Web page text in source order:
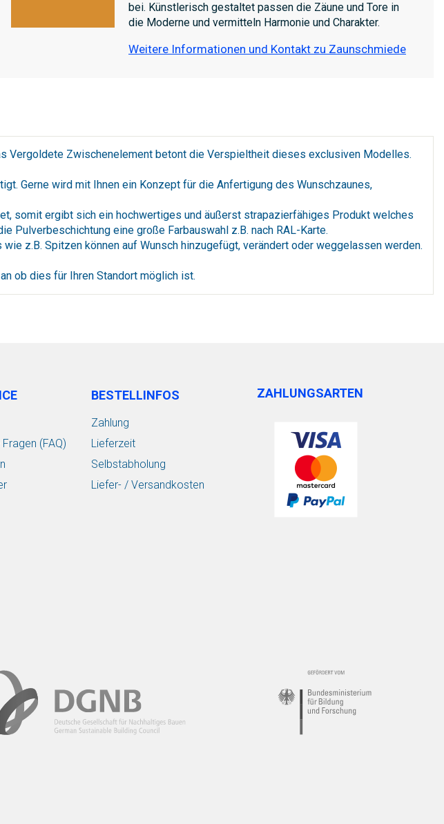
bei. Künstlerisch gestaltet passen die Zäune und Tore in
die Moderne und vermitteln Harmonie und Charakter.
Weitere Informationen und Kontakt zu Zaunschmiede
Vergoldete Zwischenelement betont die Verspieltheit dieses exclusiven Modelles.
Gerne wird mit Ihnen ein Konzept für die Anfertigung des Wunschzaunes,
somit ergibt sich ein hochwertiges und äußerst strapazierfähiges Produkt welches
Pulverbeschichtung eine große Farbauswahl z.B. nach RAL-Karte.
z.B. Spitzen können auf Wunsch hinzugefügt, verändert oder weggelassen werden.
ob dies für Ihren Standort möglich ist.
(FAQ)
BESTELLINFOS
Zahlung
Lieferzeit
Selbstabholung
Liefer- / Versandkosten
ZAHLUNGSARTEN